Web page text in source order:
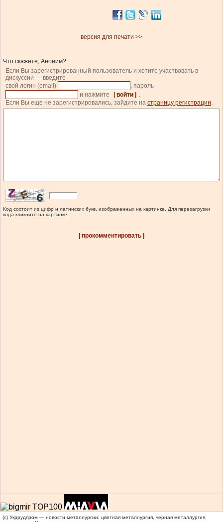
версия для печати >>
Что скажете, Аноним?
Если Вы зарегистрированный пользователь и хотите участвовать в
дискуссии — введите
свой логин (email)
, пароль
и нажмите
| войти |
.
Если Вы еще не зарегистрировались, зайдите на страницу регистрации.
Код состоит из цифр и латинских букв, изображенных на картинке. Для перезагрузки
кода кликните на картинке.
| прокомментировать |
(c) Укррудпром — новости металлургии: цветная металлургия, черная металлургия,